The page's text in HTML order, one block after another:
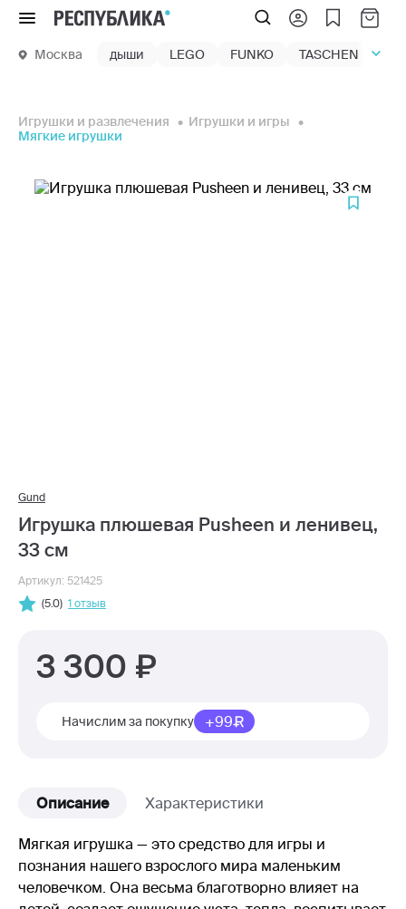
Меню
Москва дыши LEGO FUNKO TASCHEN
Игрушки и развлечения
Игрушки и игры
Мягкие игрушки
Gund
Игрушка плюшевая Pusheen и ленивец,
33 см
Артикул: 521425
(5.0)
1 отзыв
3 300
Начислим за покупку +99
Описание Характеристики
Мягкая игрушка — это средство для игры и
познания нашего взрослого мира маленьким
человечком. Она весьма благотворно влияет на